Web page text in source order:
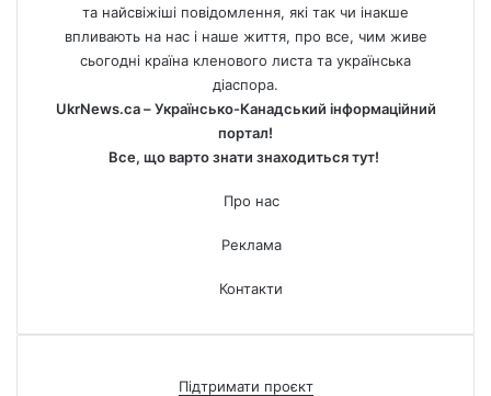
та найсвіжіші повідомлення, які так чи інакше
впливають на нас і наше життя, про все, чим живе
сьогодні країна кленового листа та українська
діаспора.
UkrNews.ca – Українсько-Канадський інформаційний
портал!
Все, що варто знати знаходиться тут!
Про нас
Реклама
Контакти
Підтримати проєкт